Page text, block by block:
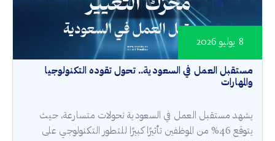
مستقبل العمل في السعودية.. تحول تقوده التكنولوجيا
والمهارات
8 يوليو 2026
يشهد مستقبل العمل في السعودية تحولات متسارعة، حيث
يتوقع 46% من الموظفين تأثيرًا كبيرًا للتطور التكنولوجي على